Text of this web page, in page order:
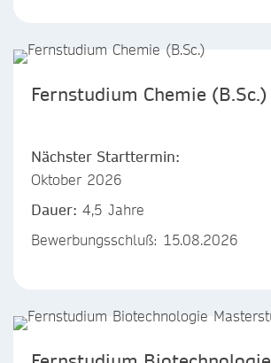
Fernstudium Chemie (B.Sc.)
Nächster Starttermin:
Oktober 2026
Dauer: 4,5 Jahre
Bewerbungsschluß: 15.08.2026